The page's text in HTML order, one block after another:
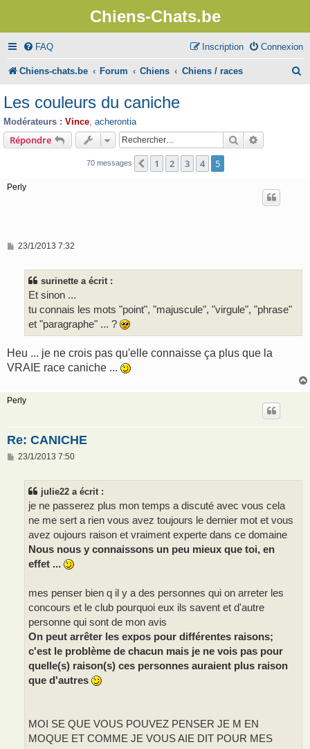
Chiens-Chats.be
FAQ Connexion
Inscription
Chiens-chats.be Forum Chiens Chiens / races
Les couleurs du caniche
Modérateurs : Vince acherontia
Répondre Rechercher
70 messages Précédent
1 2 3 4 5
Perly
M
23/1/2013 7:32
surinette a écrit :
Et sinon ...
tu connais les mots "point", "majuscule", "virgule", "phrase"
et "paragraphe" ... ?
Heu ... je ne crois pas qu'elle connaisse ça plus que la
VRAIE race caniche ...
Perly
Re: CANICHE
M
23/1/2013 7:50
julie22 a écrit :
je ne passerez plus mon temps a discuté avec vous cela
ne me sert a rien vous avez toujours le dernier mot et vous
avez oujours raison et vraiment experte dans ce domaine
Nous nous y connaissons un peu mieux que toi, en
effet ...
mes penser bien q il y a des personnes qui on arreter les
concours et le club pourquoi eux ils savent et d'autre
personne qui sont de mon avis
On peut arrêter les expos pour différentes raisons;
c'est le problème de chacun mais je ne vois pas pour
quelle(s) raison(s) ces personnes auraient plus raison
que d'autres
MOI SE QUE VOUS POUVEZ PENSER JE M EN
MOQUE ET COMME JE VOUS AIE DIT POUR MES